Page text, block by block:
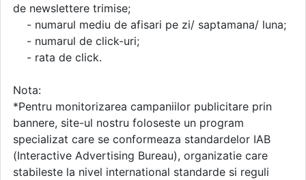
de newslettere trimise;
- numarul mediu de afisari pe zi/ saptamana/ luna;
- numarul de click-uri;
- rata de click.
Nota:
*Pentru monitorizarea campaniilor publicitare prin
bannere, site-ul nostru foloseste un program
specializat care se conformeaza standardelor IAB
(Interactive Advertising Bureau), organizatie care
stabileste la nivel international standarde si reguli